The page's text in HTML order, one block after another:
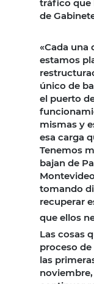
tráfico que
de
«Cada una
estamos
único de
el puerto
mismas y
esa carga
Tenemos
bajan de
tomando
recuperar
que ellos
Las cosas
proceso
las